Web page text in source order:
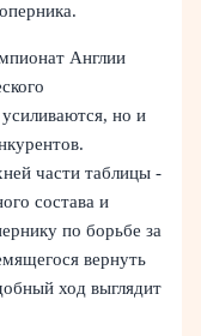
Англии
но и
части таблицы -
состава и
по борьбе за
вернуть
ход выглядит